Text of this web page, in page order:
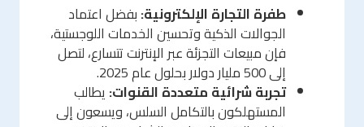
طفرة التجارة الإلكترونية: بفضل اعتماد
الجوالات الذكية وتحسين الخدمات اللوجستية،
فإن مبيعات التجزئة عبر الإنترنت تتسارع، لتصل
إلى 500 مليار دولار بحلول عام 2025.
تجربة شرائية متعددة القنوات: يطالب
المستهلكون بالتكامل السلس، ويسعون إلى